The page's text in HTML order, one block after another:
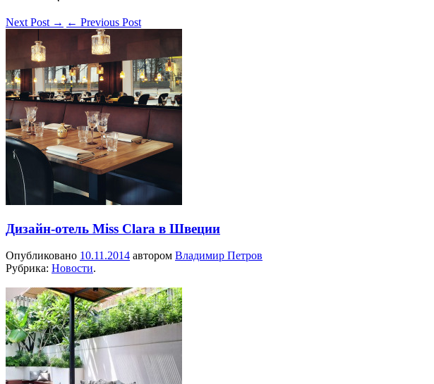
Next Post → ← Previous Post
Дизайн-отель Miss Clara в Швеции
Опубликовано 10.11.2014 автором Владимир Петров
Рубрика: Новости.